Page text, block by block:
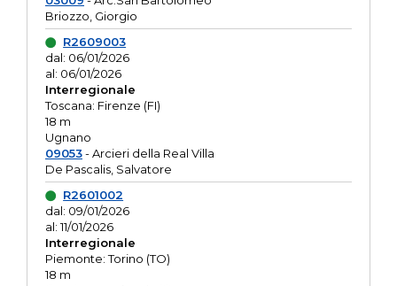
Briozzo, Giorgio
R2609003
dal: 06/01/2026
al: 06/01/2026
Interregionale
Toscana: Firenze (FI)
18 m
Ugnano
09053- Arcieri della Real Villa
De Pascalis, Salvatore
R2601002
dal: 09/01/2026
al: 11/01/2026
Interregionale
Piemonte: Torino (TO)
18 m